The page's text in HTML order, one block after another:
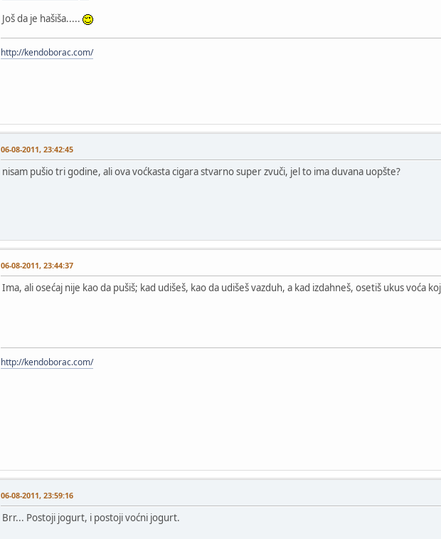
Još da je hašiša.....
http://kendoborac.com/
06-08-2011, 23:42:45
nisam pušio tri godine, ali ova voćkasta cigara stvarno super zvuči, jel to ima duvana uopšte?
06-08-2011, 23:44:37
Ima, ali osećaj nije kao da pušiš; kad udišeš, kao da udišeš vazduh, a kad izdahneš, osetiš ukus voća
http://kendoborac.com/
06-08-2011, 23:59:16
Brr... Postoji jogurt, i postoji voćni jogurt.